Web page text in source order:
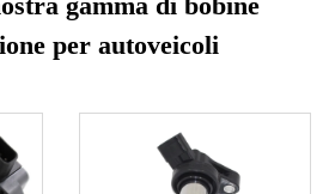
per autoveicoli